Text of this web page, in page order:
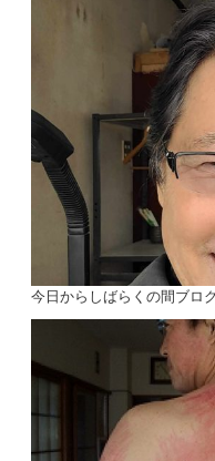
今日からしばらくの間ブロ